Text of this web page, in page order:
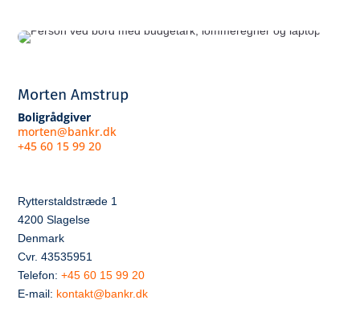
Morten Amstrup
Boligrådgiver
morten@bankr.dk
+45 60 15 99 20
Rytterstaldstræde 1
4200 Slagelse
Denmark
Cvr. 43535951
Telefon:+45 60 15 99 20
E-mail: kontakt@bankr.dk